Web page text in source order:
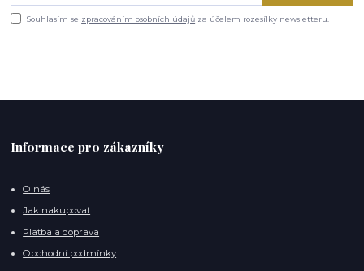
Souhlasím se zpracováním osobních údajů za účelem rozesílky newsletteru.
Informace pro zákazníky
O nás
Jak nakupovat
Platba a doprava
Obchodní podmínky